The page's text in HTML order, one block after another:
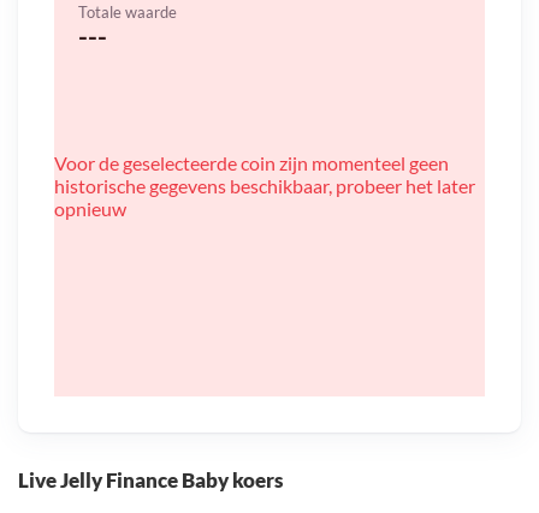
Live Jelly Finance Baby koers
Totale waarde
---
Voor de geselecteerde coin zijn momenteel geen
historische gegevens beschikbaar, probeer het later
opnieuw